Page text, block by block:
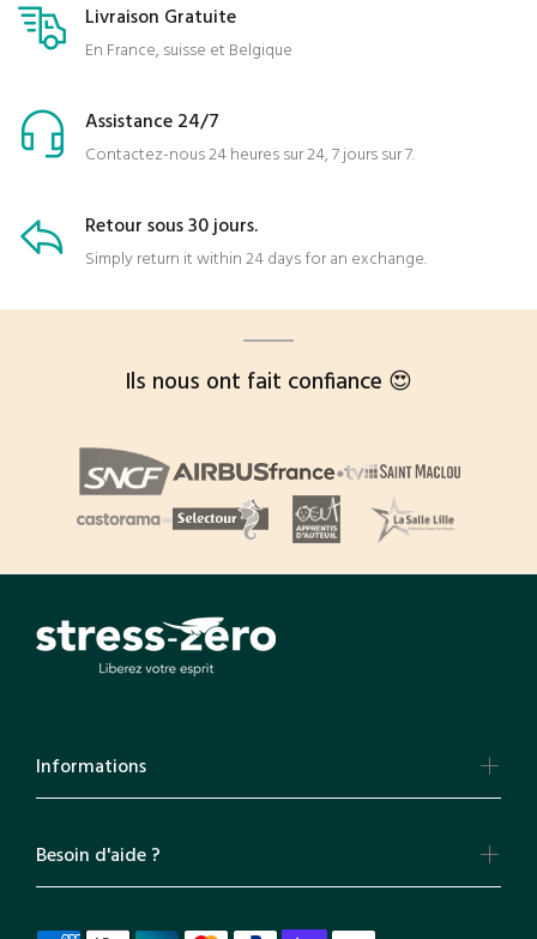
Livraison Gratuite
En France, suisse et Belgique
Assistance 24/7
Contactez-nous 24 heures sur 24, 7 jours sur 7.
Retour sous 30 jours.
Simply return it within 24 days for an exchange.
Ils nous ont fait confiance 😍
Informations
Besoin d'aide ?